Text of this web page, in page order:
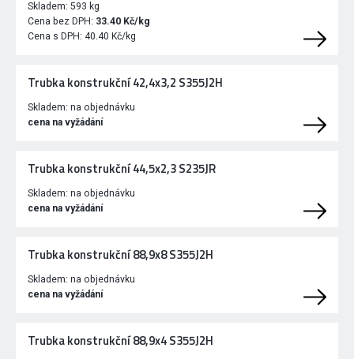
Skladem: 593 kg
Cena bez DPH: 33.40 Kč/kg
Cena s DPH: 40.40 Kč/kg
Trubka konstrukční 42,4x3,2 S355J2H
Skladem: na objednávku
cena na vyžádání
Trubka konstrukční 44,5x2,3 S235JR
Skladem: na objednávku
cena na vyžádání
Trubka konstrukční 88,9x8 S355J2H
Skladem: na objednávku
cena na vyžádání
Trubka konstrukční 88,9x4 S355J2H